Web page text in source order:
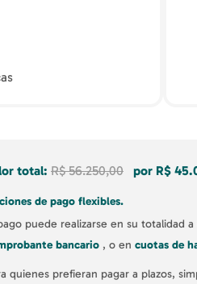
total: R$ 56.250,00 por R$
de pago flexibles.
puede realizarse en su totalidad
bancario , o en cuotas de
quienes prefieran pagar a plazos,